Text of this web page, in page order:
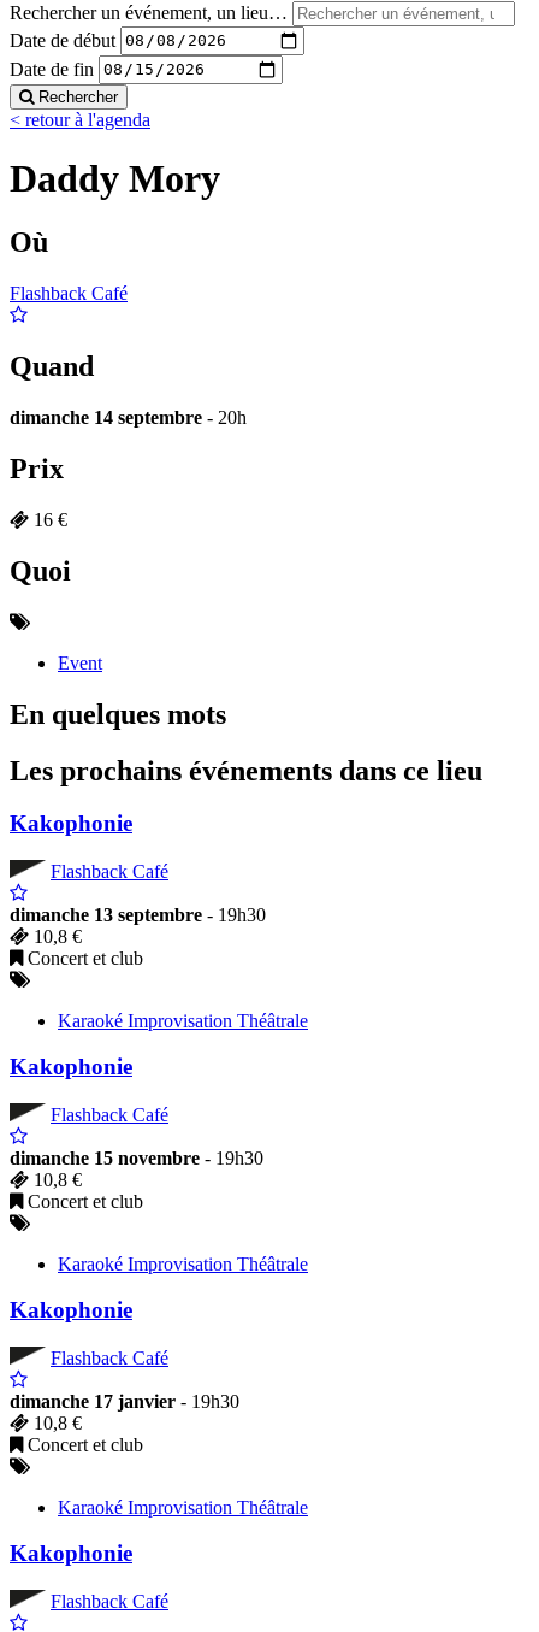
Rechercher un événement, un lieu…
Date de début
Date de fin
Rechercher
< retour à l'agenda
Daddy Mory
Où
Flashback Café
Quand
dimanche 14 septembre - 20h
Prix
16 €
Quoi
Event
En quelques mots
Les prochains événements dans ce lieu
Kakophonie
Flashback Café
dimanche 13 septembre - 19h30
10,8 €
Concert et club
Karaoké Improvisation Théâtrale
Kakophonie
Flashback Café
dimanche 15 novembre - 19h30
10,8 €
Concert et club
Karaoké Improvisation Théâtrale
Kakophonie
Flashback Café
dimanche 17 janvier - 19h30
10,8 €
Concert et club
Karaoké Improvisation Théâtrale
Kakophonie
Flashback Café